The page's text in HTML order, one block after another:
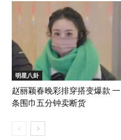
明星八卦
赵丽颖春晚彩排穿搭变爆款 一
条围巾五分钟卖断货